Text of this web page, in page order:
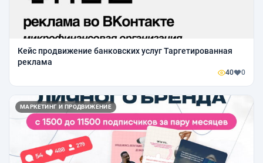
Кейс продвижение банковских услуг Таргетированная
реклама
40 0
МАРКЕТИНГ И ПРОДВИЖЕНИЕ